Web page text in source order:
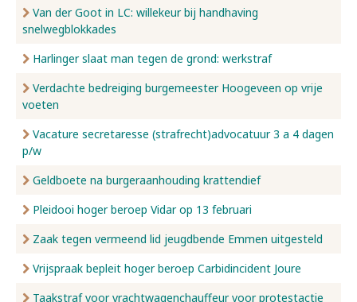
Van der Goot in LC: willekeur bij handhaving
snelwegblokkades
Harlinger slaat man tegen de grond: werkstraf
Verdachte bedreiging burgemeester Hoogeveen op vrije
voeten
Vacature secretaresse (strafrecht)advocatuur 3 a 4 dagen
p/w
Geldboete na burgeraanhouding krattendief
Pleidooi hoger beroep Vidar op 13 februari
Zaak tegen vermeend lid jeugdbende Emmen uitgesteld
Vrijspraak bepleit hoger beroep Carbidincident Joure
Taakstraf voor vrachtwagenchauffeur voor protestactie